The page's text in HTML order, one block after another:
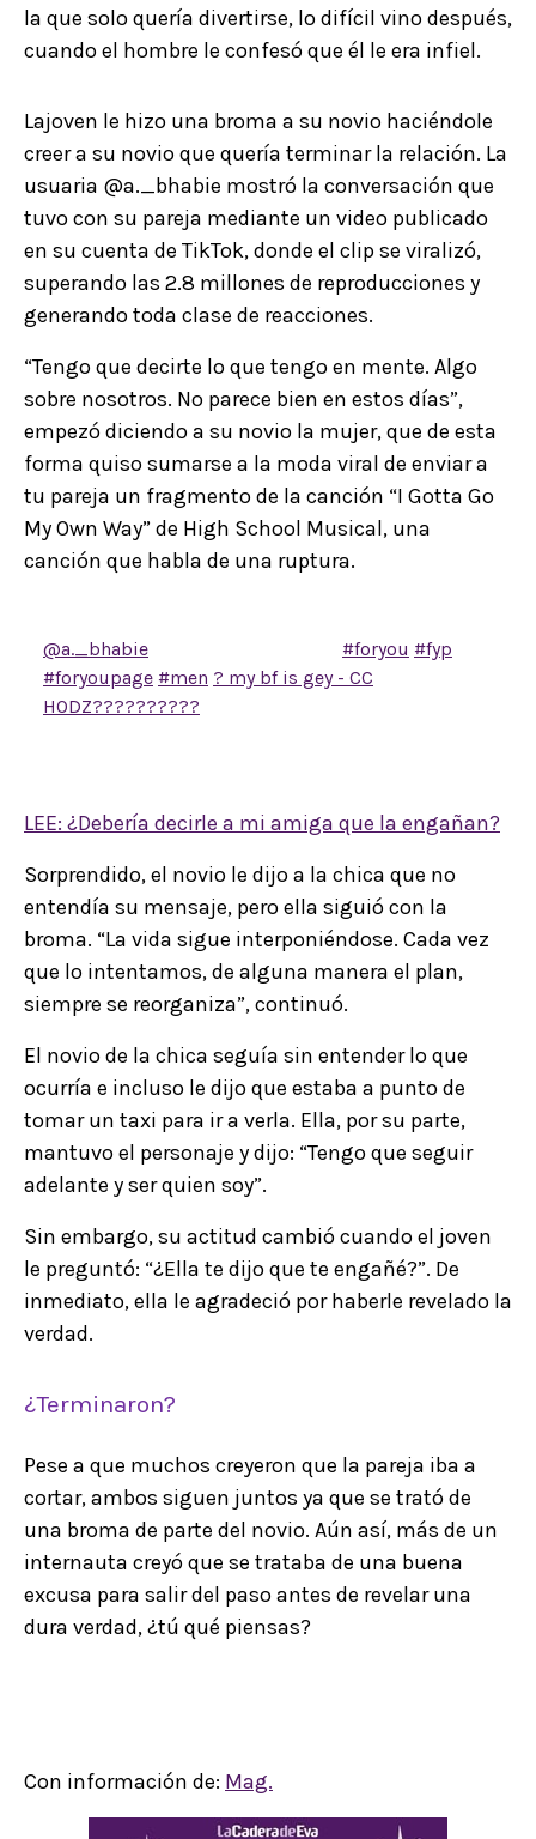
la que solo quería divertirse, lo difícil vino después,
cuando el hombre le confesó que él le era infiel.
Lajoven le hizo una broma a su novio haciéndole
creer a su novio que quería terminar la relación. La
usuaria @a._bhabie mostró la conversación que
tuvo con su pareja mediante un video publicado
en su cuenta de TikTok, donde el clip se viralizó,
superando las 2.8 millones de reproducciones y
generando toda clase de reacciones.
“Tengo que decirte lo que tengo en mente. Algo
sobre nosotros. No parece bien en estos días”,
empezó diciendo a su novio la mujer, que de esta
forma quiso sumarse a la moda viral de enviar a
tu pareja un fragmento de la canción “I Gotta Go
My Own Way” de High School Musical, una
canción que habla de una ruptura.
@a._bhabie #foryou #fyp
#foryoupage #men ? my bf is gey - CC
HODZ??????????
LEE: ¿Debería decirle a mi amiga que la engañan?
Sorprendido, el novio le dijo a la chica que no
entendía su mensaje, pero ella siguió con la
broma. “La vida sigue interponiéndose. Cada vez
que lo intentamos, de alguna manera el plan,
siempre se reorganiza”, continuó.
El novio de la chica seguía sin entender lo que
ocurría e incluso le dijo que estaba a punto de
tomar un taxi para ir a verla. Ella, por su parte,
mantuvo el personaje y dijo: “Tengo que seguir
adelante y ser quien soy”.
Sin embargo, su actitud cambió cuando el joven
le preguntó: “¿Ella te dijo que te engañé?”. De
inmediato, ella le agradeció por haberle revelado la
verdad.
¿Terminaron?
Pese a que muchos creyeron que la pareja iba a
cortar, ambos siguen juntos ya que se trató de
una broma de parte del novio. Aún así, más de un
internauta creyó que se trataba de una buena
excusa para salir del paso antes de revelar una
dura verdad, ¿tú qué piensas?
Con información de: Mag.